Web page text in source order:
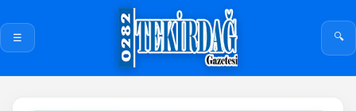
☰ 🔍